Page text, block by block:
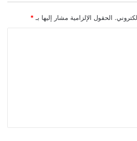
الحقول الإلزامية مشار إليها بـ *